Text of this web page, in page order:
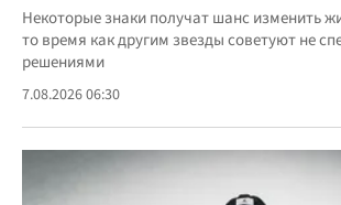
Некоторые знаки получат шанс изменить
то время как другим звезды советуют не
решениями
7.08.2026 06:30